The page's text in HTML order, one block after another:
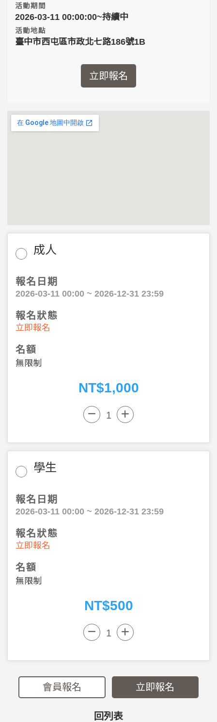
活動期間
2026-03-11 00:00:00~持續中
活動地點
臺中市西屯區市政北七路186號1B
立即報名
成人
報名日期
2026-03-11 00:00 ~ 2026-12-31 23:59
報名狀態
立即報名
名額
無限制
NT$1,000
學生
報名日期
2026-03-11 00:00 ~ 2026-12-31 23:59
報名狀態
立即報名
名額
無限制
NT$500
會員報名 立即報名
回列表